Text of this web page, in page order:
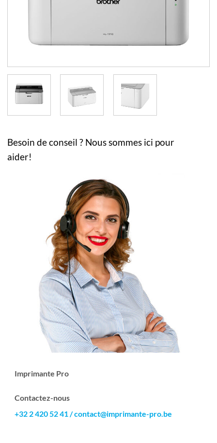
Besoin de conseil ? Nous sommes ici pour
aider!
Imprimante Pro
Contactez-nous
+32 2 420 52 41/contact@imprimante-pro.be